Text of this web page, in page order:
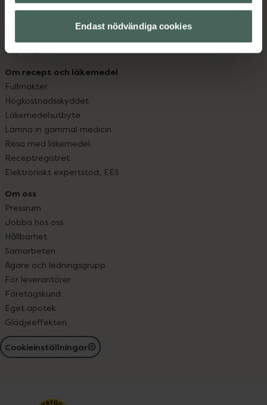
Endast nödvändiga cookies
Sajtens tillgänglighet
Köpvillkor
Om recept och läkemedel
Fullmakter
Högkostnadsskyddet
Läkemedelsutbyte
Lämna in gammal medicin
Resa med läkemedel
Receptregistret
Elektroniskt expertstöd, EES
Om oss
Pressrum
Jobba hos oss
Hållbarhet
Samarbeten
Ägare och ledningsgrupp
För leverantörer
Företagskund
Eget apotek
Glädjeeffekten
Cookieinställningar